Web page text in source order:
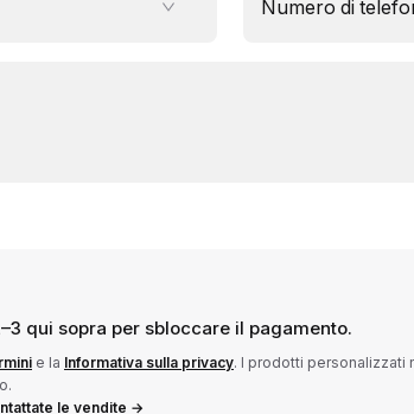
Numero di
qui sopra per sbloccare il pagamento.
e la Informativa sulla privacy. I prodotti personalizzati
le vendite →